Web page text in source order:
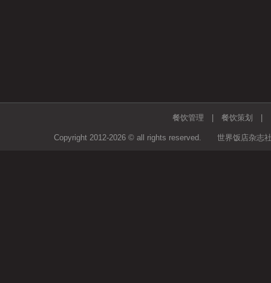
餐饮管理 餐饮策划
Copyright 2012-2026 © all rights reserved. 世界饭店杂志